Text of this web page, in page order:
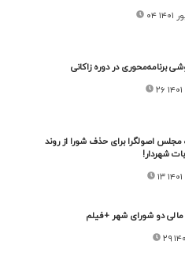
برنامه‌محوری در دوره زاکانی
اصولگرا برای حذف شورا از روند
شهردار!
مالی دو شورای شهر +فیلم